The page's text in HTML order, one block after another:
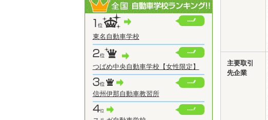
東名自動車学校
つばめ中央自動車学校【女性限定】
信州伊那自動車教習所
主要取引
先企業